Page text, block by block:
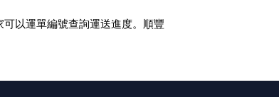
以運單編號查詢運送進度。順豐